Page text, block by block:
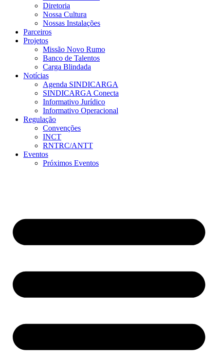
Diretoria
Nossa Cultura
Nossas Instalações
Parceiros
Projetos
Missão Novo Rumo
Banco de Talentos
Carga Blindada
Notícias
Agenda SINDICARGA
SINDICARGA Conecta
Informativo Jurídico
Informativo Operacional
Regulação
Convenções
INCT
RNTRC/ANTT
Eventos
Próximos Eventos